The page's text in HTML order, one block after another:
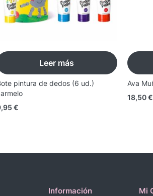
Leer más
pintura de dedos (6 ud.)
€
Ava
18,50€
Información Mi